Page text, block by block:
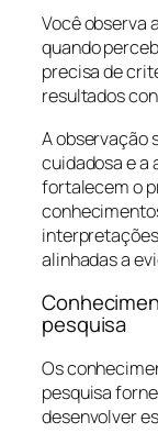
Você observa
quando
precisa de
resultados
A observação
cuidadosa e a
fortalecem o
alinhadas a
pesquisa
Os
pesquisa
desenvolver